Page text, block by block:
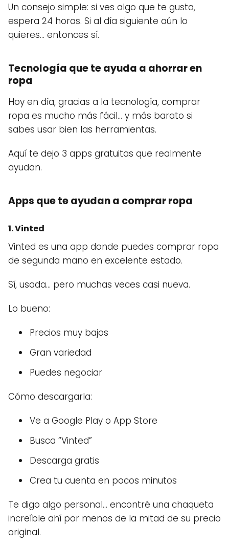
Un consejo simple: si ves algo que te gusta,
espera 24 horas. Si al día siguiente aún lo
quieres… entonces sí.
Tecnología que te ayuda a ahorrar en
ropa
Hoy en día, gracias a la tecnología, comprar
ropa es mucho más fácil… y más barato si
sabes usar bien las herramientas.
Aquí te dejo 3 apps gratuitas que realmente
ayudan.
Apps que te ayudan a comprar ropa
1. Vinted
Vinted es una app donde puedes comprar ropa
de segunda mano en excelente estado.
Sí, usada… pero muchas veces casi nueva.
Lo bueno:
Precios muy bajos
Gran variedad
Puedes negociar
Cómo descargarla:
Ve a Google Play o App Store
Busca “Vinted”
Descarga gratis
Crea tu cuenta en pocos minutos
Te digo algo personal… encontré una chaqueta
increíble ahí por menos de la mitad de su precio
original.